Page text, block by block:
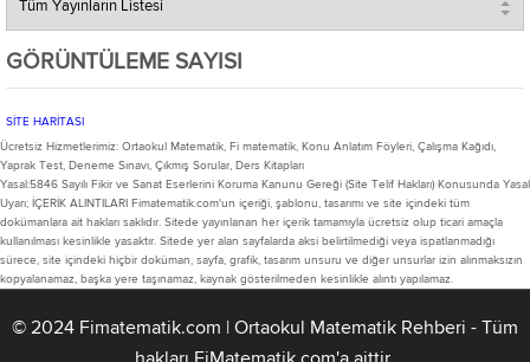
GÖRÜNTÜLEME SAYISI
SİTE HARİTASI
Ücretsiz Hizmetlerimiz: Ortaokul Matematik, Fi matematik, Konu Anlatım Föyleri, Çalışma Kağıdı,
Yaprak Test, Deneme Sınavı, Çıkmış Sorular, Ders Kitapları
Yasal:5846 Sayılı Fikir ve Sanat Eserlerini Koruma Kanunu Gereği (Site Telif Hakları) Konusunda Yasal
Uyarı; İÇERİK ALINTILARI Fimatematik.com'un içeriği, şablonu, tasarımı ve site içindeki tüm
dokümanlara ait hakları saklıdır. Sitede yayınlanan her içerik tamamıyla ücretsiz olup ticari amaçla
kullanılması kesinlikle yasaktır. Sitede yer alan sayfalarda aksi belirtilmediği veya ispatlanmadığı
sürece, site içindeki hiçbir doküman, sayfa, grafik, tasarım unsuru ve diğer unsurlar izin alınmaksızın
kopyalanamaz, başka yere taşınamaz, kaynak gösterilmeden kesinlikle alıntı yapılamaz.
© 2024 Fimatematik.com | Ortaokul Matematik Rehberi - Tüm